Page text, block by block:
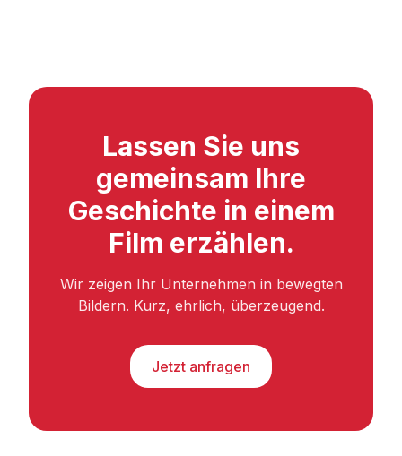
Lassen Sie uns
gemeinsam Ihre
Geschichte in einem
Film erzählen.
Wir zeigen Ihr Unternehmen in bewegten
Bildern. Kurz, ehrlich, überzeugend.
Jetzt anfragen